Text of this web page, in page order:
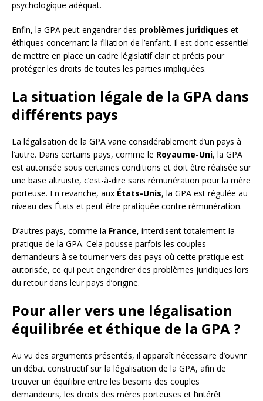
psychologique adéquat.
Enfin, la GPA peut engendrer des problèmes juridiques et
éthiques concernant la filiation de l’enfant. Il est donc essentiel
de mettre en place un cadre législatif clair et précis pour
protéger les droits de toutes les parties impliquées.
La situation légale de la GPA dans
différents pays
La légalisation de la GPA varie considérablement d’un pays à
l’autre. Dans certains pays, comme le Royaume-Uni, la GPA
est autorisée sous certaines conditions et doit être réalisée sur
une base altruiste, c’est-à-dire sans rémunération pour la mère
porteuse. En revanche, aux États-Unis, la GPA est régulée au
niveau des États et peut être pratiquée contre rémunération.
D’autres pays, comme la France, interdisent totalement la
pratique de la GPA. Cela pousse parfois les couples
demandeurs à se tourner vers des pays où cette pratique est
autorisée, ce qui peut engendrer des problèmes juridiques lors
du retour dans leur pays d’origine.
Pour aller vers une légalisation
équilibrée et éthique de la GPA ?
Au vu des arguments présentés, il apparaît nécessaire d’ouvrir
un débat constructif sur la légalisation de la GPA, afin de
trouver un équilibre entre les besoins des couples
demandeurs, les droits des mères porteuses et l’intérêt